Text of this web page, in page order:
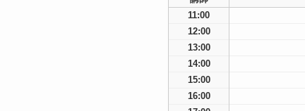
11:00
12:00
13:00
14:00
15:00
16:00